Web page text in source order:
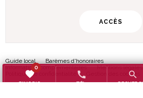
favorite
0
FAVORIS
call
TÉL.
search
ACCÈS
Guide local
Barèmes d'honoraires
Informations complémentaires
Mentions légales
Politique de confidentialité
Gestion des cookies